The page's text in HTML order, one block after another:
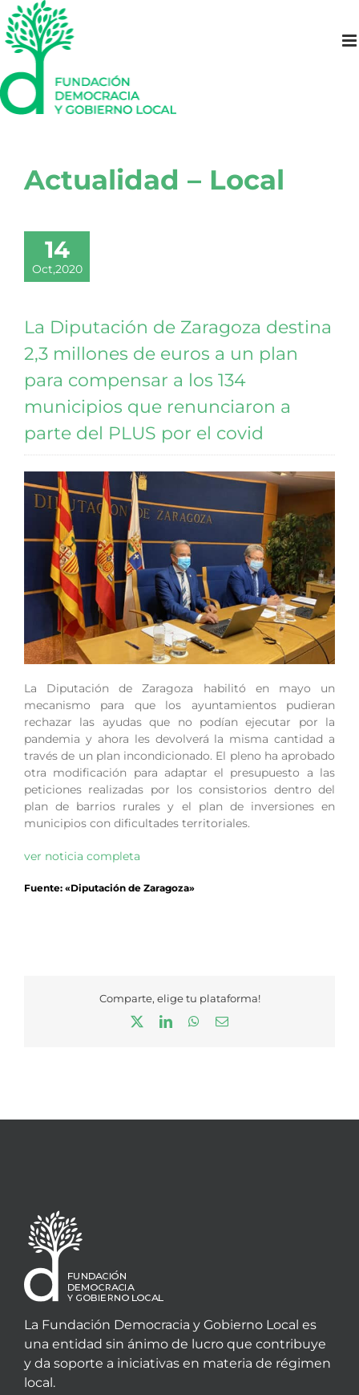
Saltar
al
contenido
Actualidad – Local
14
Oct,2020
La Diputación de Zaragoza destina
2,3 millones de euros a un plan
para compensar a los 134
municipios que renunciaron a
parte del PLUS por el covid
La Diputación de Zaragoza habilitó en mayo un
mecanismo para que los ayuntamientos pudieran
rechazar las ayudas que no podían ejecutar por la
pandemia y ahora les devolverá la misma cantidad a
través de un plan incondicionado. El pleno ha aprobado
otra modificación para adaptar el presupuesto a las
peticiones realizadas por los consistorios dentro del
plan de barrios rurales y el plan de inversiones en
municipios con dificultades territoriales.
ver noticia completa
Fuente: «Diputación de Zaragoza»
Comparte, elige tu plataforma!
LinkedInWhatsApp
Correo
La Fundación Democracia y Gobierno Local es
una entidad sin ánimo de lucro que contribuye
y da soporte a iniciativas en materia de régimen
local.